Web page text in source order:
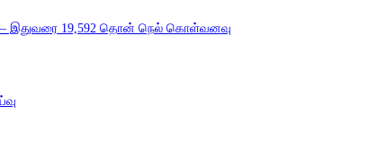
இதுவரை 19,592 தொன் நெல் கொள்வனவு